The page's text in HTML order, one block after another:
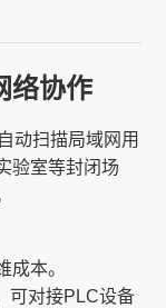
络协作
动扫描局域网用
验室等封闭场
成本。
可对接PLC设备